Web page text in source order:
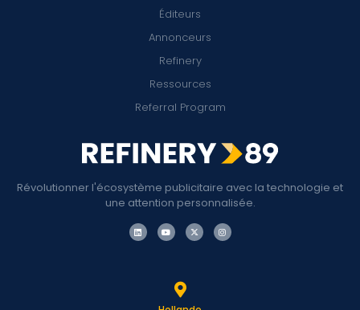
Révolutionner l'écosystème publicitaire avec la technologie et
une attention personnalisée.
Éditeurs
Annonceurs
Refinery
Ressources
Referral Program